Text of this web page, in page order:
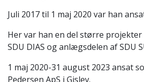
Juli 2017 til 1 maj 2020 var han
Her var han en del større projekter
SDU DIAS og anlægsdelen af SDU
1 maj 2020-31 august 2023 ansat
Pedersen ApS i Gislev.